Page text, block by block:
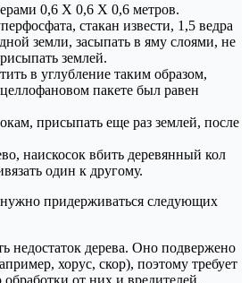
0,6 Х 0,6 Х 0,6 метров.
стакан извести, 1,5 ведра
земли, засыпать в яму слоями, не
землей.
в углубление таким образом,
пакете был равен
присыпать еще раз землей, после
наискосок вбить деревянный кол
один к другому.
придерживаться следующих
недостаток дерева. Оно подвержено
хорус, скор), поэтому требует
от них и вредителей.